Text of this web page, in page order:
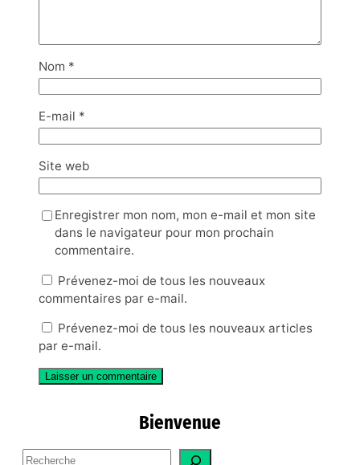
Nom *
E-mail *
Site web
Enregistrer mon nom, mon e-mail et mon site
dans le navigateur pour mon prochain
commentaire.
Prévenez-moi de tous les nouveaux
commentaires par e-mail.
Prévenez-moi de tous les nouveaux articles
par e-mail.
Bienvenue
S